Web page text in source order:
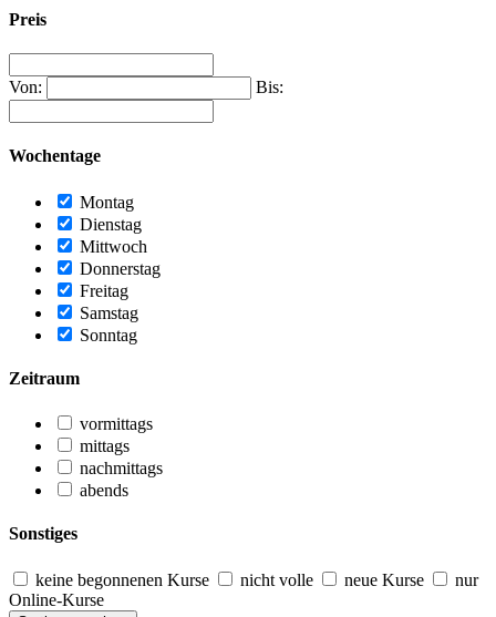
Preis
Von: Bis:
Wochentage
Montag
Dienstag
Mittwoch
Donnerstag
Freitag
Samstag
Sonntag
Zeitraum
vormittags
mittags
nachmittags
abends
Sonstiges
keine begonnenen Kurse nicht volle neue Kurse
nur
Online-Kurse